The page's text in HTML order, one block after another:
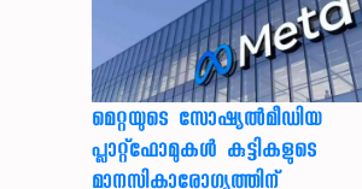
മെറ്റയുടെ സോഷ്യല്‍മീഡിയ
പ്ലാറ്റ്‌ഫോമുകള്‍ കുട്ടികളുടെ